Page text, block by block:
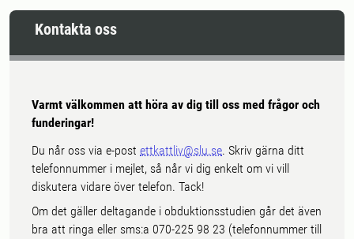
Kontakta oss
Varmt välkommen att höra av dig till oss med frågor och
funderingar!
Du når oss via e-post ettkattliv@slu.se. Skriv gärna ditt
telefonnummer i mejlet, så når vi dig enkelt om vi vill
diskutera vidare över telefon. Tack!
Om det gäller deltagande i obduktionsstudien går det även
bra att ringa eller sms:a 070-225 98 23 (telefonnummer till